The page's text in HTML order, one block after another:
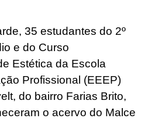
35 estudantes do 2º
e do Curso
Estética da Escola
Profissional (EEEP)
do bairro Farias Brito,
o acervo do Malce